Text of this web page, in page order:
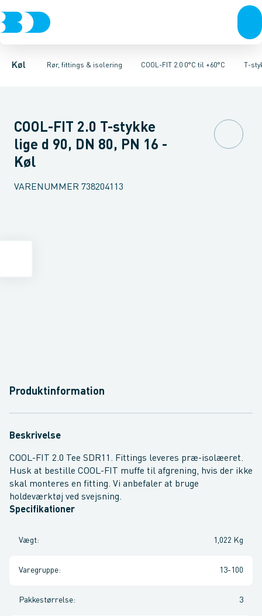
Køl Rør, fittings & isolering
KompressorerKondenseringsaggregaterFordampere
COOL-FIT 2.0 0°C til +60°C
Kølekobberrør, fittings & tilbehørCOOL-FIT 2.0 0°C til +60°C
T-
Rør 2.0 Vinkler 90gr. 2.0Vinkler 45gr. 2.0 T-stykker 2.0 Unioner
COOL-FIT 2.0 T-stykke
lige d 90, DN 80, PN 16 -
Køl
VARENUMMER 738204113
Produktinformation
Beskrivelse
COOL-FIT 2.0 Tee SDR11. Fittings leveres præ-isolæeret.
Husk at bestille COOL-FIT muffe til afgrening, hvis der ikke
skal monteres en fitting. Vi anbefaler at bruge
holdeværktøj ved svejsning.
Specifikationer
Vægt: 1,022 Kg
Varegruppe: 13-100
Pakkestørrelse: 3